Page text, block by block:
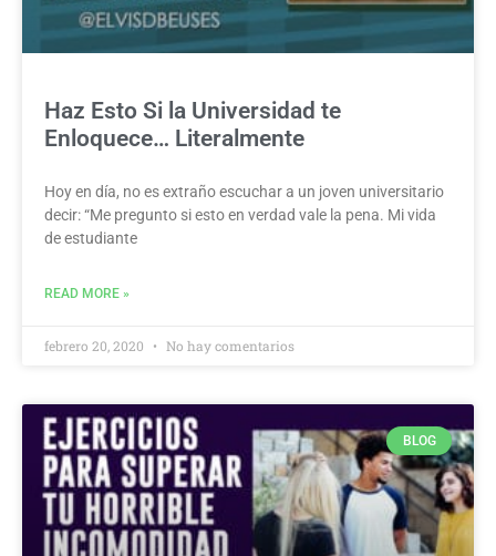
Haz Esto Si la Universidad te
Enloquece… Literalmente
Hoy en día, no es extraño escuchar a un joven universitario
decir: “Me pregunto si esto en verdad vale la pena. Mi vida
de estudiante
READ MORE »
febrero 20, 2020 No hay comentarios
BLOG